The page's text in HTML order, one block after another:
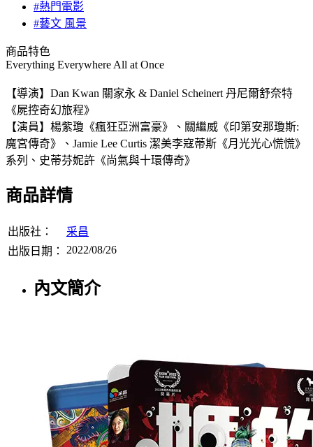
#熱門電影
#藝文 風景
商品特色
Everything Everywhere All at Once
【導演】Dan Kwan 關家永 & Daniel Scheinert 丹尼爾舒奈特
《屍控奇幻旅程》
【演員】楊紫瓊《瘋狂亞洲富豪》、關繼威《印第安那瓊斯:
魔宮傳奇》、Jamie Lee Curtis 潔美李寇蒂斯《月光光心慌慌》
系列、史蒂芬妮許《尚氣與十環傳奇》
商品詳情
出版社：
采昌
出版日期：
2022/08/26
內文簡介